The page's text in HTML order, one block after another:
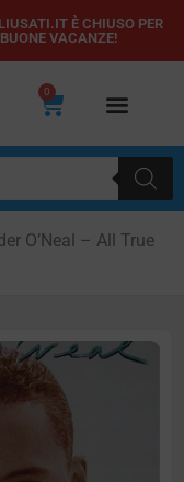
È CHIUSO PER
VACANZE!
0
Carrello
O’Neal – All True